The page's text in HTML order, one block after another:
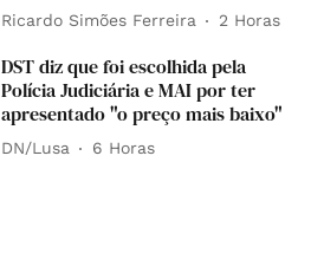
Ricardo Simões Ferreira 2 Horas
DST diz que foi escolhida pela
Polícia Judiciária e MAI por ter
apresentado "o preço mais baixo"
DN/Lusa 6 Horas